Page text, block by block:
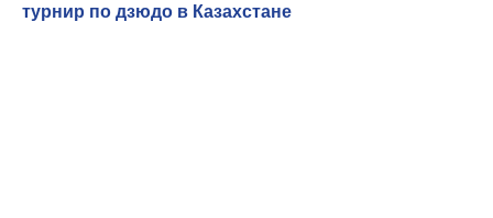
турнир по дзюдо в Казахстане